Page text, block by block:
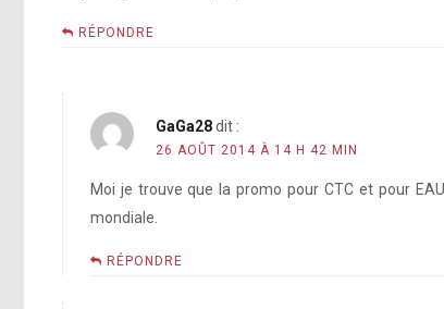
RÉPONDRE
GaGa28 dit :
26 AOÛT 2014 À 14 H 42 MIN
Moi je trouve que la promo pour CTC et pour
mondiale.
RÉPONDRE